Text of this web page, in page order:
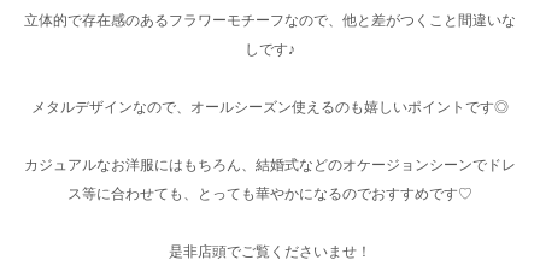
立体的で存在感のあるフラワーモチーフなので、他と差がつくこと間違いな
しです♪
メタルデザインなので、オールシーズン使えるのも嬉しいポイントです◎
カジュアルなお洋服にはもちろん、結婚式などのオケージョンシーンでドレ
ス等に合わせても、とっても華やかになるのでおすすめです♡
是非店頭でご覧くださいませ！